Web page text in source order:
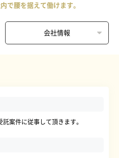
で腰を据えて働けます。
会社情報
案件に従事して頂きます。